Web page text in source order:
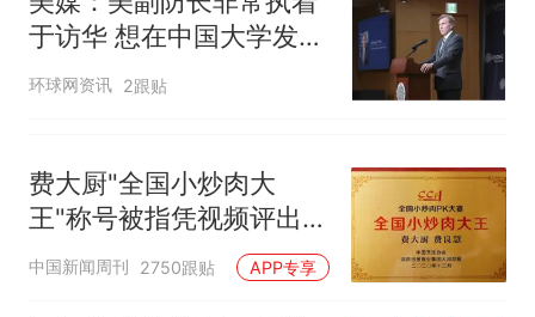
于访华 想在中国大学发表
演讲
环球网资讯 2跟贴
费大厨"全国小炒肉大
王"称号被指凭视频评出
官方回应
中国新闻周刊 2750跟贴 APP专享